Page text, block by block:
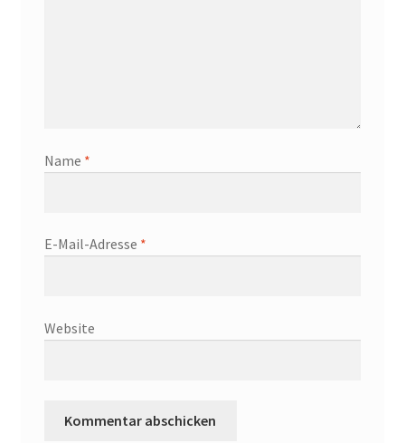
Name *
E-Mail-Adresse *
Website